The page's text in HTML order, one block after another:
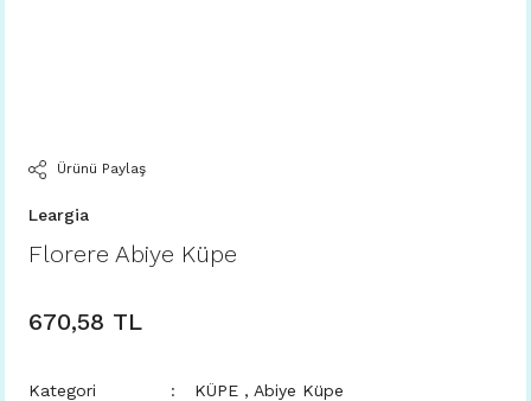
Ürünü Paylaş
Leargia
Florere Abiye Küpe
670,58 TL
Kategori KÜPE , Abiye Küpe